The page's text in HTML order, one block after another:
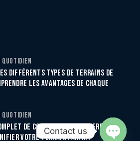
DIFFÉRENTS TYPES DE TERRAINS DE
LES AVANTAGES DE CHAQUE
DE CONSTRUCTION DE TERRAIN DE
VOTRE TERRAIN PARFAIT
Contact us